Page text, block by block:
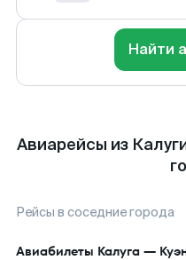
Найти
Авиарейсы из
Рейсы в соседние города
Авиабилеты Калуга —